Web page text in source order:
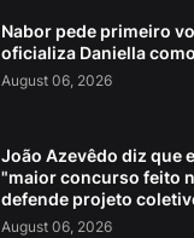
Nabor pede primeiro
oficializa Daniella
August 06, 2026
João Azevêdo diz que
"maior concurso feito
defende projeto
August 06, 2026